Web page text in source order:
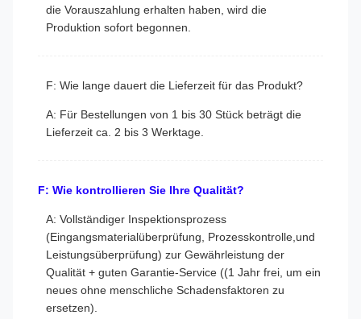
die Vorauszahlung erhalten haben, wird die
Produktion sofort begonnen.
F: Wie lange dauert die Lieferzeit für das Produkt?
A: Für Bestellungen von 1 bis 30 Stück beträgt die
Lieferzeit ca. 2 bis 3 Werktage.
F: Wie kontrollieren Sie Ihre Qualität?
A: Vollständiger Inspektionsprozess
(Eingangsmaterialüberprüfung, Prozesskontrolle,und
Leistungsüberprüfung) zur Gewährleistung der
Qualität + guten Garantie-Service ((1 Jahr frei, um ein
neues ohne menschliche Schadensfaktoren zu
ersetzen).